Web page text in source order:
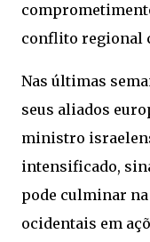
conflito regional
Nas últimas
seus aliados
ministro
intensificado,
pode culminar
ocidentais em